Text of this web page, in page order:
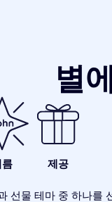
별
름 제공
선물 테마 중 하나를